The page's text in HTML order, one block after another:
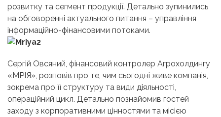
розвитку та сегмент продукції. Детально зупинились
на обговоренні актуального питання – управління
інформаційно-фінансовими потоками.
Сергій Овсяний, фінансовий контролер Агрохолдингу
«МРІЯ», розповів про те, чим сьогодні живе компанія,
зокрема про її структуру та види діяльності,
операційний цикл. Детально познайомив гостей
заходу з корпоративними цінностями та місією